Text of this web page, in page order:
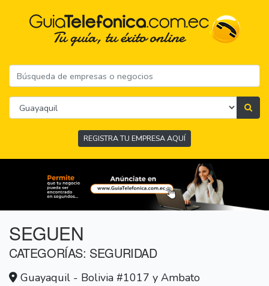
REGISTRA TU EMPRESA AQUÍ
SEGUEN
CATEGORÍAS: SEGURIDAD
Guayaquil - Bolivia #1017 y Ambato